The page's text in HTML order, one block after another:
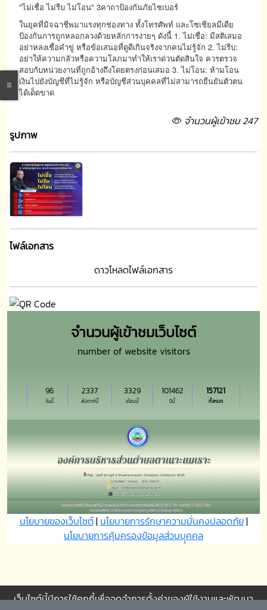
"ไม่เชื่อ ไม่รีบ ไม่โอน" 3คาถาป้องกันภัยไซเบอร์
ในยุคที่มิจฉาชีพมาแรงทุกช่องทาง ทั้งโทรศัพท์ และโซเชียลมีเดีย
ป้องกันการถูกหลอกลวงด้วยหลักการง่ายๆ ดังนี้ 1. ไม่เชื่อ: มีสติเสมอ
อย่าหลงเชื่อคำขู่ หรือข้อเสนอที่ดูดีเกินจริงจากคนไม่รู้จัก 2. ไม่รีบ:
อย่าให้ความกลัวหรือความโลภมาทำให้เราด่วนตัดสินใจ ควรตรวจ
สอบกับหน่วยงานที่ถูกอ้างถึงโดยตรงก่อนเสมอ 3. ไม่โอน: ห้ามโอน
เงินไปยังบัญชีที่ไม่รู้จัก หรือบัญชีส่วนบุคคลที่ไม่สามารถยืนยันตัวตน
ได้เด็ดขาด
จำนวนผู้เข้าชม 247
รูปภาพ
ไฟล์เอกสาร
ดาวโหลดไฟล์เอกสาร
จำนวนผู้เข้าชมเว็บไซต์
number of website visitors
วันนี้
96
สัปดาห์นี้
2337
เดือนนี้
3329
ปีนี้
101462
ทั้งหมด
157121
นโยบายของเว็บไซต์| นโยบายการรักษาความมั่นคงปลอดภัย|
นโยบายการคุ้มครองข้อมูลส่วนบุุคคล
เว็บไซต์นี้มีการใช้คุกกี้เพื่อจดจำการตั้งค่าของผู้ใช้งานและพัฒนา